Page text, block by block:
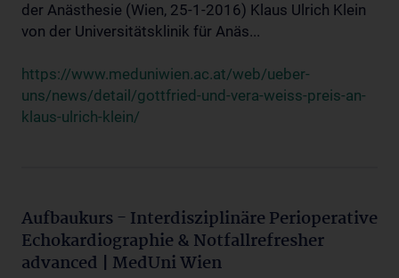
der Anästhesie (Wien, 25-1-2016) Klaus Ulrich Klein
von der Universitätsklinik für Anäs...
https://www.meduniwien.ac.at/web/ueber-
uns/news/detail/gottfried-und-vera-weiss-preis-an-
klaus-ulrich-klein/
Aufbaukurs - Interdisziplinäre Perioperative
Echokardiographie & Notfallrefresher
advanced | MedUni Wien